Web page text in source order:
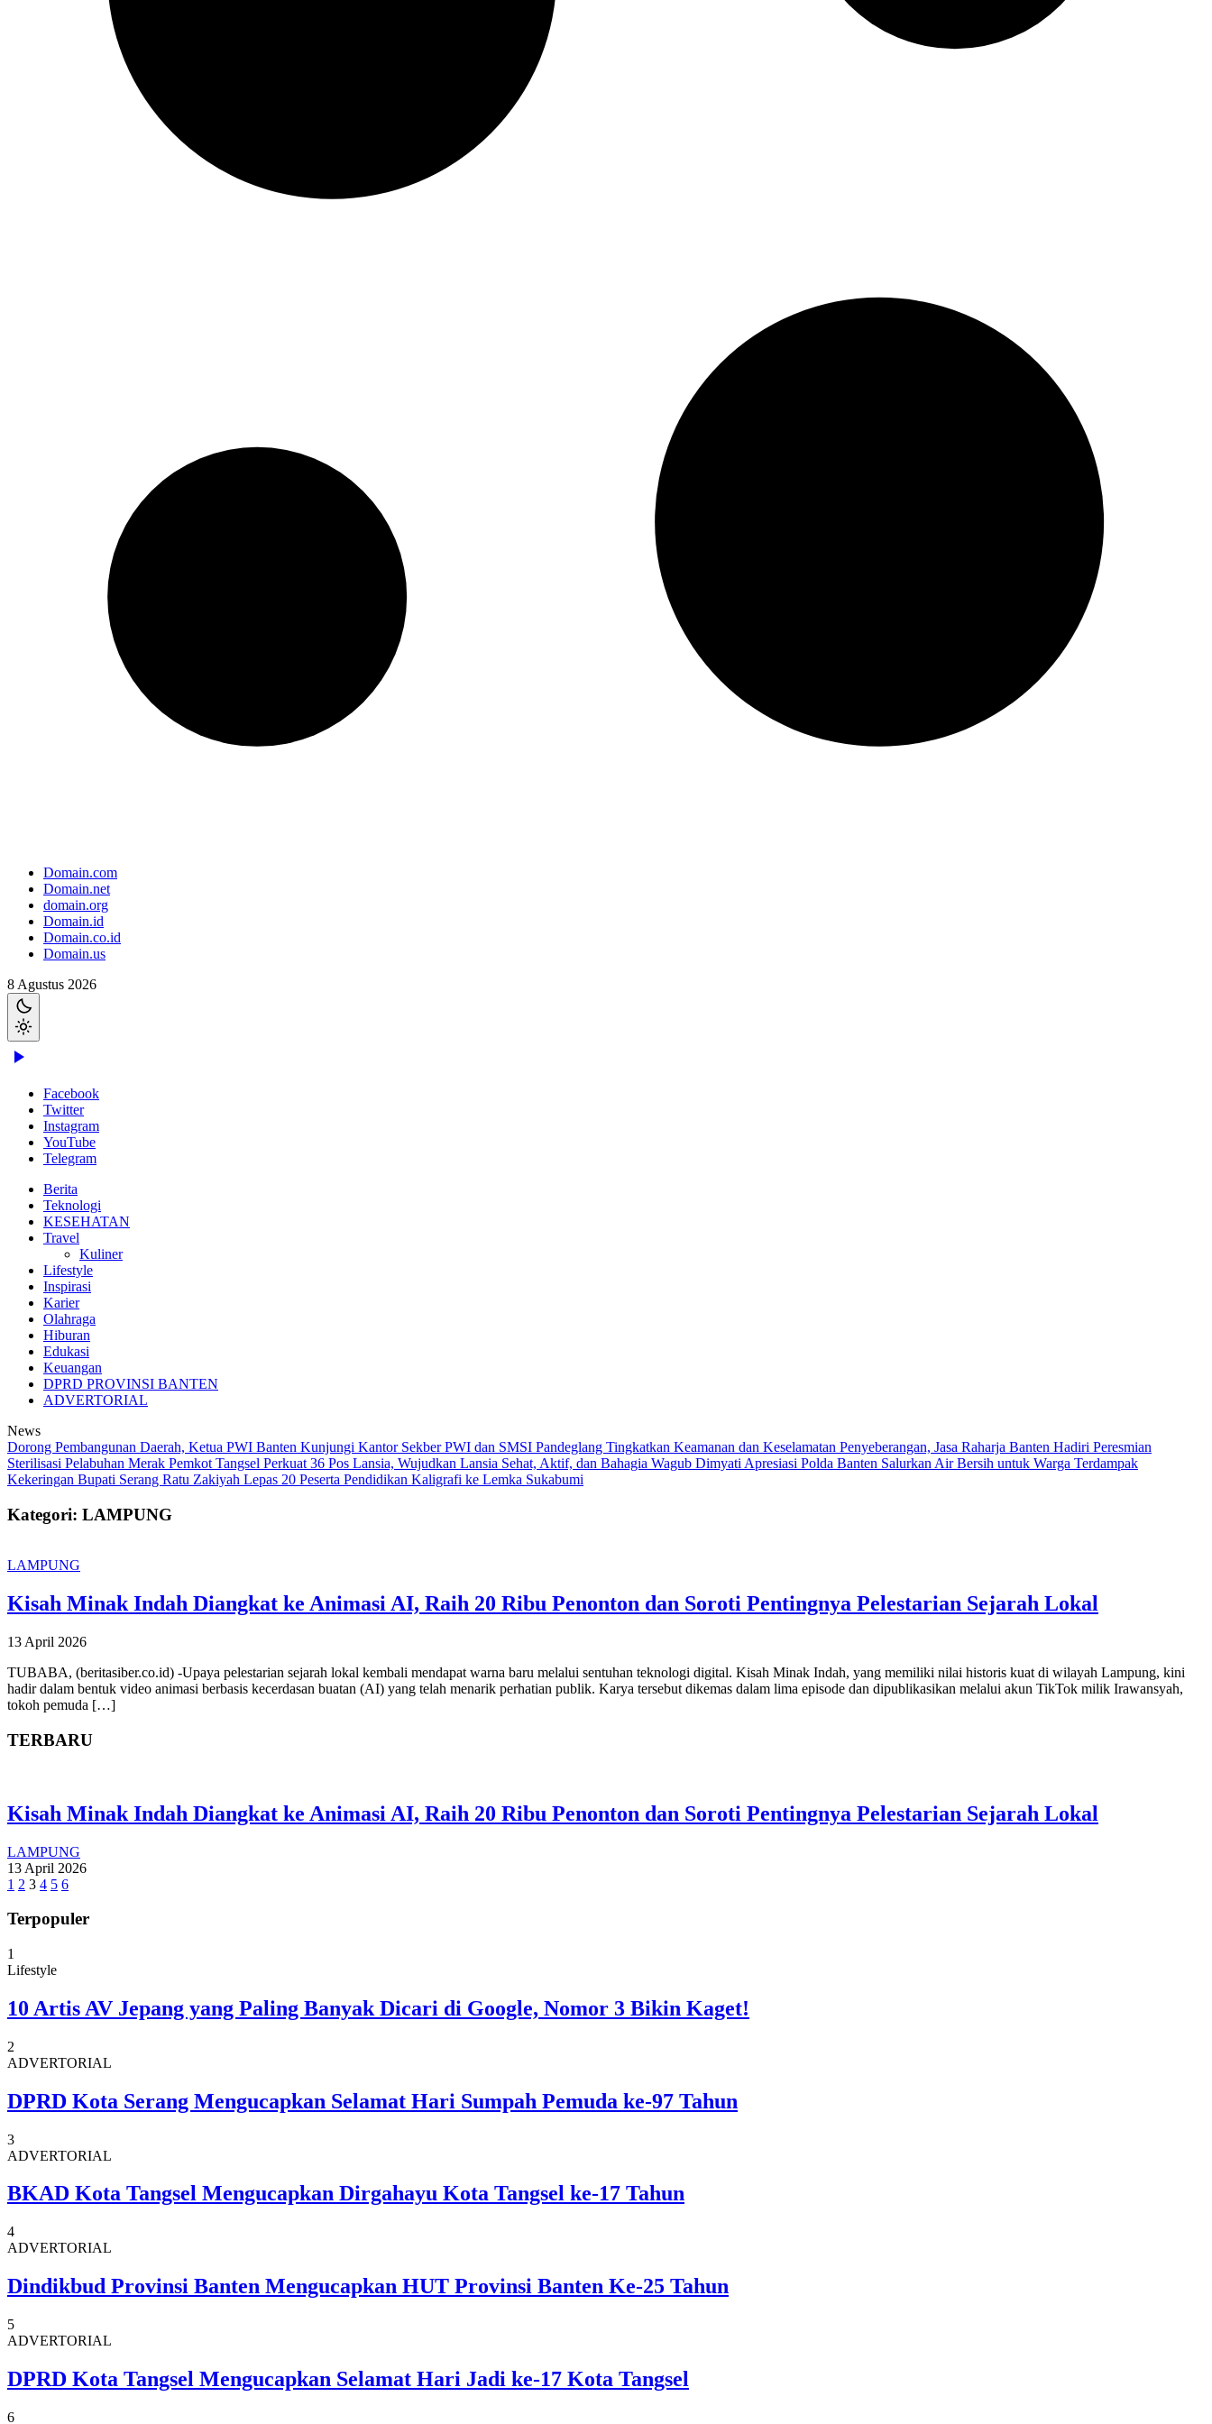
Domain.com
Domain.net
domain.org
Domain.id
Domain.co.id
Domain.us
8 Agustus 2026
Facebook
Twitter
Instagram
YouTube
Telegram
Berita
Teknologi
KESEHATAN
Travel
Kuliner
Lifestyle
Inspirasi
Karier
Olahraga
Hiburan
Edukasi
Keuangan
DPRD PROVINSI BANTEN
ADVERTORIAL
News
Dorong Pembangunan Daerah, Ketua PWI Banten Kunjungi Kantor Sekber PWI dan SMSI Pandeglang Tingkatkan Keamanan dan Keselamatan Penyeberangan, Jasa Raharja Banten Hadiri Peresmian
Sterilisasi Pelabuhan Merak Pemkot Tangsel Perkuat 36 Pos Lansia, Wujudkan Lansia Sehat, Aktif, dan Bahagia Wagub Dimyati Apresiasi Polda Banten Salurkan Air Bersih untuk Warga Terdampak
Kekeringan Bupati Serang Ratu Zakiyah Lepas 20 Peserta Pendidikan Kaligrafi ke Lemka Sukabumi
Kategori: LAMPUNG
LAMPUNG
Kisah Minak Indah Diangkat ke Animasi AI, Raih 20 Ribu Penonton dan Soroti Pentingnya Pelestarian Sejarah Lokal
13 April 2026
TUBABA, (beritasiber.co.id) -Upaya pelestarian sejarah lokal kembali mendapat warna baru melalui sentuhan teknologi digital. Kisah Minak Indah, yang memiliki nilai historis kuat di wilayah Lampung, kini
hadir dalam bentuk video animasi berbasis kecerdasan buatan (AI) yang telah menarik perhatian publik. Karya tersebut dikemas dalam lima episode dan dipublikasikan melalui akun TikTok milik Irawansyah,
tokoh pemuda […]
TERBARU
Kisah Minak Indah Diangkat ke Animasi AI, Raih 20 Ribu Penonton dan Soroti Pentingnya Pelestarian Sejarah Lokal
LAMPUNG
13 April 2026
1 2 3 4 5 6
Terpopuler
1
Lifestyle
10 Artis AV Jepang yang Paling Banyak Dicari di Google, Nomor 3 Bikin Kaget!
2
ADVERTORIAL
DPRD Kota Serang Mengucapkan Selamat Hari Sumpah Pemuda ke-97 Tahun
3
ADVERTORIAL
BKAD Kota Tangsel Mengucapkan Dirgahayu Kota Tangsel ke-17 Tahun
4
ADVERTORIAL
Dindikbud Provinsi Banten Mengucapkan HUT Provinsi Banten Ke-25 Tahun
5
ADVERTORIAL
DPRD Kota Tangsel Mengucapkan Selamat Hari Jadi ke-17 Kota Tangsel
6